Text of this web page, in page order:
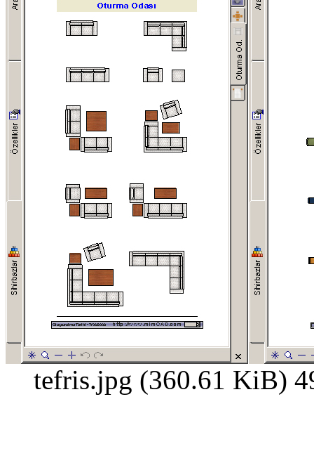
tefris.jpg (360.61 KiB)